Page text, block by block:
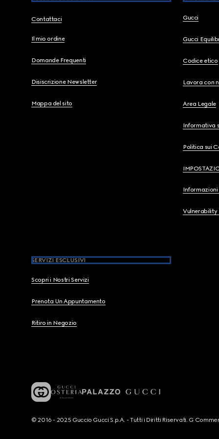
Contattaci
Il mio ordine
Domande Frequenti
Disiscrizione Newsletter
Mappa del sito
Gucci
Gucci
Codice etico
Lavora con
Area Legale
Informativa
Politica sui
Informazioni
Vulnerability
SERVIZI ESCLUSIVI
Scopri i Nostri Servizi
Prenota Un Appuntamento
Ritiro in Negozio
© 2016 - 2025 Guccio Gucci S.p.A. - Tutti i Diritti Riservati. G